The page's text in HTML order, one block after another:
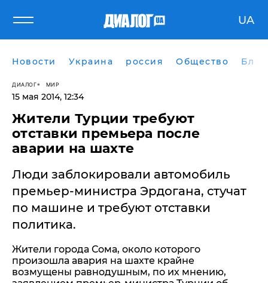
UA
Новости Украина россия Общество
ДИАЛОГ МИР
15 мая 2014, 12:34
Жители Турции требуют
отставки премьера после
аварии на шахте
Люди заблокировали автомобиль
премьер-министра Эрдогана, стучат
по машине и требуют отставки
политика.
Жители города Сома, около которого
произошла авария на шахте крайне
возмущены равнодушным, по их мнению,